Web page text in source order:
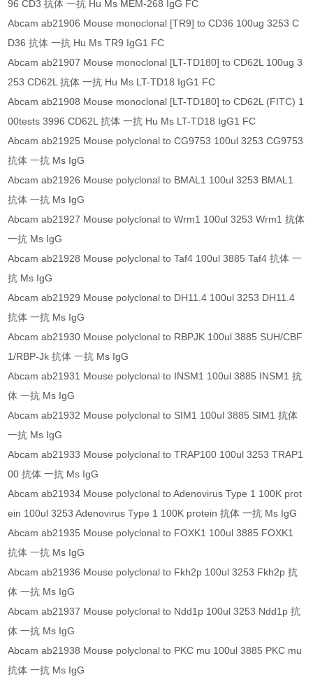
96 CD3 抗体 一抗 Hu Ms MEM-268 IgG FC
Abcam ab21906 Mouse monoclonal [TR9] to CD36 100ug 3253 C
D36 抗体 一抗 Hu Ms TR9 IgG1 FC
Abcam ab21907 Mouse monoclonal [LT-TD180] to CD62L 100ug 3
253 CD62L 抗体 一抗 Hu Ms LT-TD18 IgG1 FC
Abcam ab21908 Mouse monoclonal [LT-TD180] to CD62L (FITC) 1
00tests 3996 CD62L 抗体 一抗 Hu Ms LT-TD18 IgG1 FC
Abcam ab21925 Mouse polyclonal to CG9753 100ul 3253 CG9753
抗体 一抗 Ms IgG
Abcam ab21926 Mouse polyclonal to BMAL1 100ul 3253 BMAL1
抗体 一抗 Ms IgG
Abcam ab21927 Mouse polyclonal to Wrm1 100ul 3253 Wrm1 抗体
一抗 Ms IgG
Abcam ab21928 Mouse polyclonal to Taf4 100ul 3885 Taf4 抗体 一
抗 Ms IgG
Abcam ab21929 Mouse polyclonal to DH11.4 100ul 3253 DH11.4
抗体 一抗 Ms IgG
Abcam ab21930 Mouse polyclonal to RBPJK 100ul 3885 SUH/CBF
1/RBP-Jk 抗体 一抗 Ms IgG
Abcam ab21931 Mouse polyclonal to INSM1 100ul 3885 INSM1 抗
体 一抗 Ms IgG
Abcam ab21932 Mouse polyclonal to SIM1 100ul 3885 SIM1 抗体
一抗 Ms IgG
Abcam ab21933 Mouse polyclonal to TRAP100 100ul 3253 TRAP1
00 抗体 一抗 Ms IgG
Abcam ab21934 Mouse polyclonal to Adenovirus Type 1 100K prot
ein 100ul 3253 Adenovirus Type 1 100K protein 抗体 一抗 Ms IgG
Abcam ab21935 Mouse polyclonal to FOXK1 100ul 3885 FOXK1
抗体 一抗 Ms IgG
Abcam ab21936 Mouse polyclonal to Fkh2p 100ul 3253 Fkh2p 抗
体 一抗 Ms IgG
Abcam ab21937 Mouse polyclonal to Ndd1p 100ul 3253 Ndd1p 抗
体 一抗 Ms IgG
Abcam ab21938 Mouse polyclonal to PKC mu 100ul 3885 PKC mu
抗体 一抗 Ms IgG